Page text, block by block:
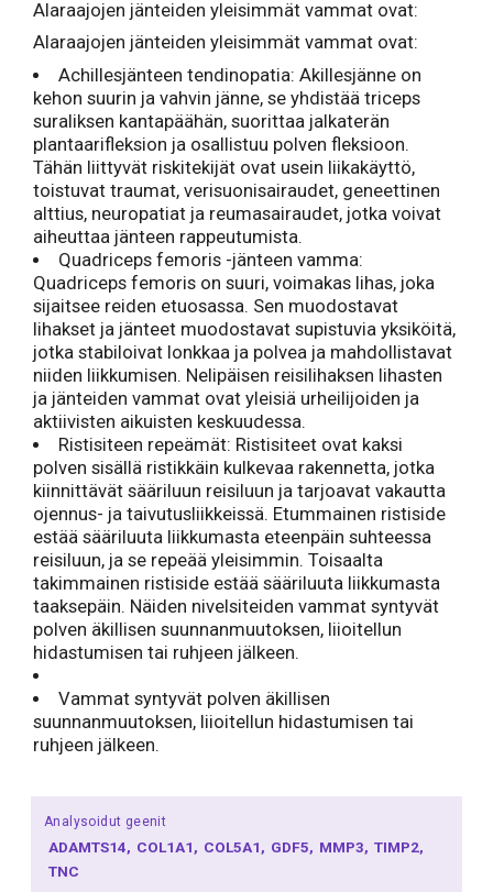
Alaraajojen jänteiden yleisimmät vammat ovat:
Alaraajojen jänteiden yleisimmät vammat ovat:
Achillesjänteen tendinopatia: Akillesjänne on
kehon suurin ja vahvin jänne, se yhdistää triceps
suraliksen kantapäähän, suorittaa jalkaterän
plantaarifleksion ja osallistuu polven fleksioon.
Tähän liittyvät riskitekijät ovat usein liikakäyttö,
toistuvat traumat, verisuonisairaudet, geneettinen
alttius, neuropatiat ja reumasairaudet, jotka voivat
aiheuttaa jänteen rappeutumista.
Quadriceps femoris -jänteen vamma:
Quadriceps femoris on suuri, voimakas lihas, joka
sijaitsee reiden etuosassa. Sen muodostavat
lihakset ja jänteet muodostavat supistuvia yksiköitä,
jotka stabiloivat lonkkaa ja polvea ja mahdollistavat
niiden liikkumisen. Nelipäisen reisilihaksen lihasten
ja jänteiden vammat ovat yleisiä urheilijoiden ja
aktiivisten aikuisten keskuudessa.
Ristisiteen repeämät: Ristisiteet ovat kaksi
polven sisällä ristikkäin kulkevaa rakennetta, jotka
kiinnittävät sääriluun reisiluun ja tarjoavat vakautta
ojennus- ja taivutusliikkeissä. Etummainen ristiside
estää sääriluuta liikkumasta eteenpäin suhteessa
reisiluun, ja se repeää yleisimmin. Toisaalta
takimmainen ristiside estää sääriluuta liikkumasta
taaksepäin. Näiden nivelsiteiden vammat syntyvät
polven äkillisen suunnanmuutoksen, liioitellun
hidastumisen tai ruhjeen jälkeen.
Vammat syntyvät polven äkillisen
suunnanmuutoksen, liioitellun hidastumisen tai
ruhjeen jälkeen.
Analysoidut geenit
ADAMTS14 COL1A1 COL5A1 GDF5 MMP3 TIMP2
TNC